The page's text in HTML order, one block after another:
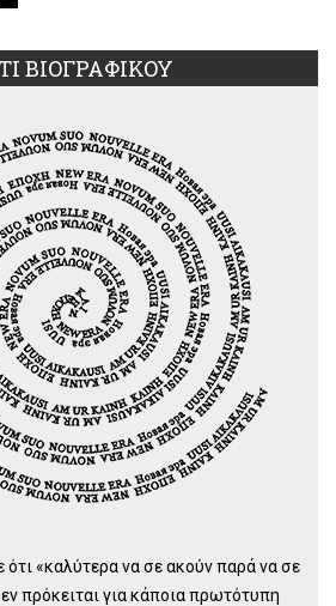
ΒΙΟΓΡΑΦΙΚΟΥ
ότι «καλύτερα να σε ακούν παρά να σε
πρόκειται για κάποια πρωτότυπη